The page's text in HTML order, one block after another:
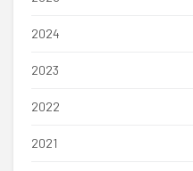
2024
2023
2022
2021